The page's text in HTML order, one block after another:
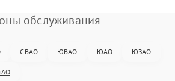
обслуживания
СВАО ЮВАО ЮАО ЮЗАО